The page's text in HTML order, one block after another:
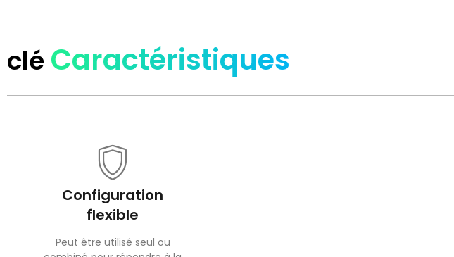
cléCaractéristiques
Configuration
flexible
Peut être utilisé seul ou